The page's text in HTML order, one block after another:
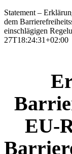
Statement –
dem
einschlägigen
27T18:24:31+02:00
EU-